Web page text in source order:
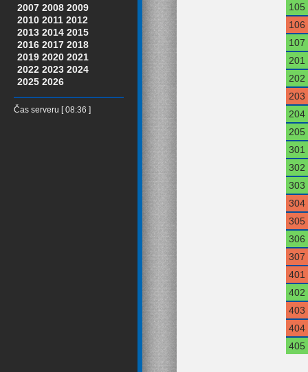
2007 2008 2009
2010 2011 2012
2013 2014 2015
2016 2017 2018
2019 2020 2021
2022 2023 2024
2025 2026
Čas serveru [ 08:36 ]
105
106
107
201
202
203
204
205
301
302
303
304
305
306
307
401
402
403
404
405